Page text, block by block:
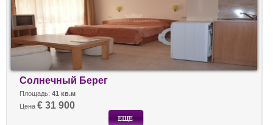
Солнечный Берег
Площадь: 41 кв.м
Цена € 31 900